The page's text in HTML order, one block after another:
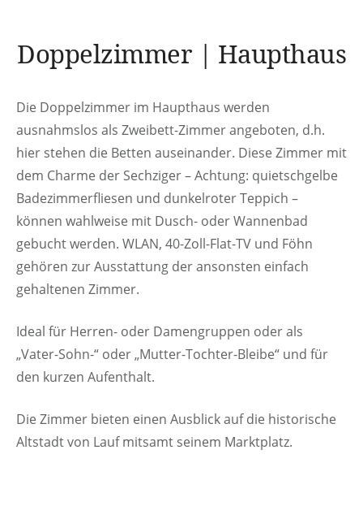
Doppelzimmer | Haupthaus
Die Doppelzimmer im Haupthaus werden
ausnahmslos als Zweibett-Zimmer angeboten, d.h.
hier stehen die Betten auseinander. Diese Zimmer mit
dem Charme der Sechziger – Achtung: quietschgelbe
Badezimmerfliesen und dunkelroter Teppich –
können wahlweise mit Dusch- oder Wannenbad
gebucht werden. WLAN, 40-Zoll-Flat-TV und Föhn
gehören zur Ausstattung der ansonsten einfach
gehaltenen Zimmer.
Ideal für Herren- oder Damengruppen oder als
„Vater-Sohn-“ oder „Mutter-Tochter-Bleibe“ und für
den kurzen Aufenthalt.
Die Zimmer bieten einen Ausblick auf die historische
Altstadt von Lauf mitsamt seinem Marktplatz.